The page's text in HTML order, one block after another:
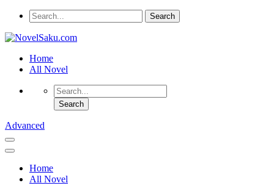
Home
All Novel
Advanced
Home
All Novel